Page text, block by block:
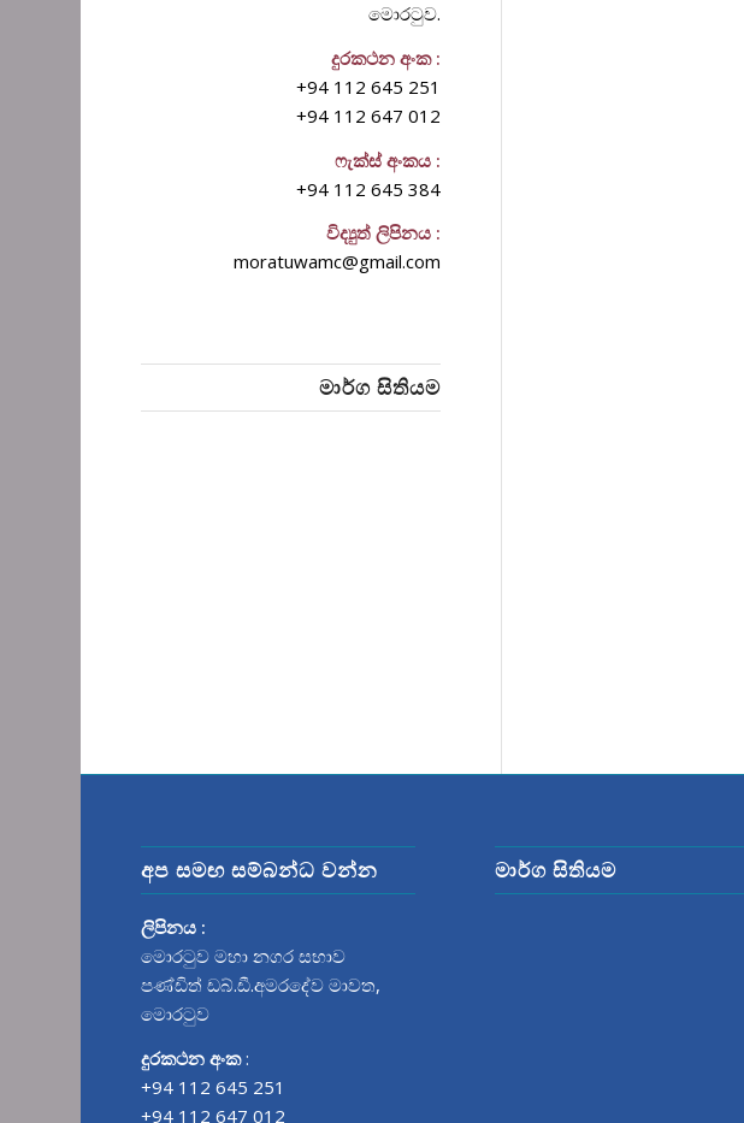
මොරටුව.
දුරකථන අංක :
+94 112 645 251
+94 112 647 012
ෆැක්ස් අංකය :
+94 112 645 384
විද්‍යුත් ලිපිනය :
moratuwamc@gmail.com
මාර්ග සිතියම
අප සමඟ සම්බන්ධ වන්න
ලිපිනය :
මොරටුව මහා නගර සභාව
පණ්ඩිත් ඩබ්.ඩී.අමරදේව මාවත‍,
මොරටුව
දුරකථන අංක:
+94 112 645 251
+94 112 647 012
මාර්ග සිතියම